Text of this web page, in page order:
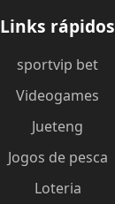
Links rápidos
sportvip bet
Videogames
Jueteng
Jogos de pesca
Loteria